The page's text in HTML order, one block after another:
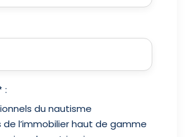
:
du nautisme
de l’immobilier haut de gamme